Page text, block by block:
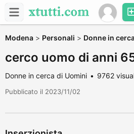
Modena > Personali > Donne in
cerco uomo di anni
Donne in cerca di Uomini 9762
Pubblicato il 2023/11/02